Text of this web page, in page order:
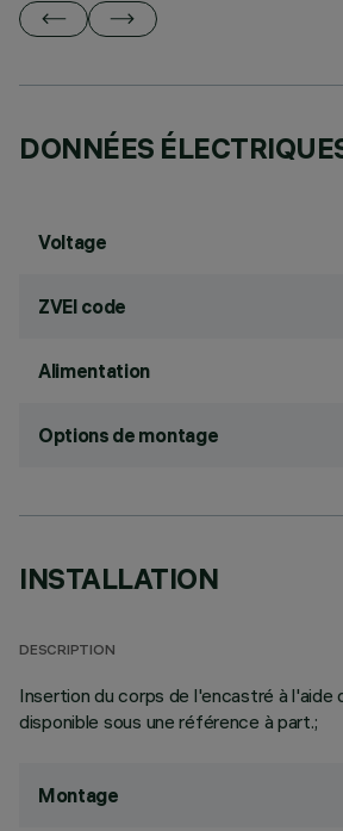
DONNÉES
Voltage
ZVEI code
Alimentation
Options de montage
INSTALLATION
DESCRIPTION
Insertion du corps de l'encastré à
disponible sous une référence à part.;
Montage